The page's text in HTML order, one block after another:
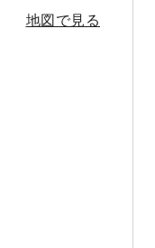
地図で見る